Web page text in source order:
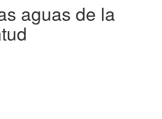
aguas de la